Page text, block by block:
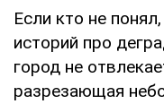
Если кто не
историй про
город не
разрезающая